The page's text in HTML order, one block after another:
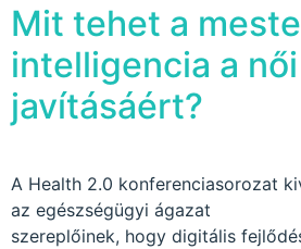
Mit tehet a
intelligencia a
javításáért?
A Health 2.0 konferenciasorozat
az egészségügyi ágazat
szereplőinek, hogy digitális